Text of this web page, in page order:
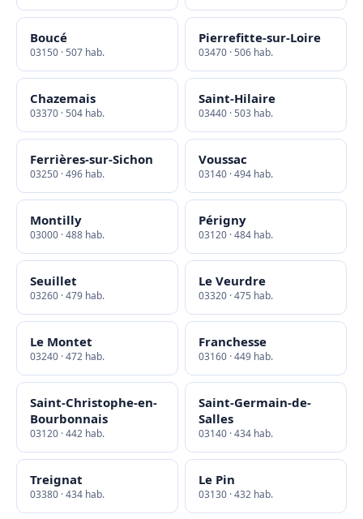
Boucé
03150 · 507 hab.
Pierrefitte-sur-Loire
03470 · 506 hab.
Chazemais
03370 · 504 hab.
Saint-Hilaire
03440 · 503 hab.
Ferrières-sur-Sichon
03250 · 496 hab.
Voussac
03140 · 494 hab.
Montilly
03000 · 488 hab.
Périgny
03120 · 484 hab.
Seuillet
03260 · 479 hab.
Le Veurdre
03320 · 475 hab.
Le Montet
03240 · 472 hab.
Franchesse
03160 · 449 hab.
Saint-Christophe-en-
Bourbonnais
03120 · 442 hab.
Saint-Germain-de-
Salles
03140 · 434 hab.
Treignat
03380 · 434 hab.
Le Pin
03130 · 432 hab.